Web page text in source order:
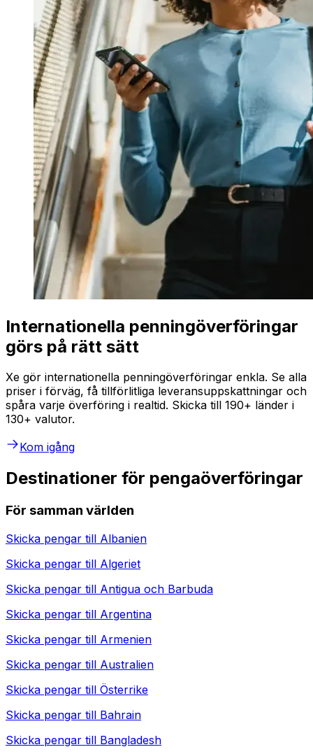
Internationella penningöverföringar
görs på rätt sätt
Xe gör internationella penningöverföringar enkla. Se alla
priser i förväg, få tillförlitliga leveransuppskattningar och
spåra varje överföring i realtid. Skicka till 190+ länder i
130+ valutor.
Kom igång
Destinationer för pengaöverföringar
För samman världen
Skicka pengar till Albanien
Skicka pengar till Algeriet
Skicka pengar till Antigua och Barbuda
Skicka pengar till Argentina
Skicka pengar till Armenien
Skicka pengar till Australien
Skicka pengar till Österrike
Skicka pengar till Bahrain
Skicka pengar till Bangladesh